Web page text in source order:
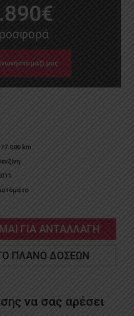
€
μαζί μας
km
ΓΙΑ ΑΝΤΑΛΛΑΓΗ
ΠΛΑΝΟ ΔΟΣΕΩΝ
να σας αρέσει